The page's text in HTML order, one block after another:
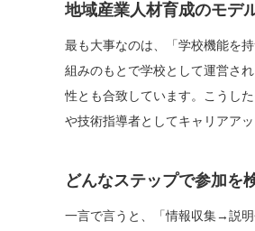
地域産業人材育成のモデ
最も大事なのは、「学校機能を
組みのもとで学校として運営さ
性とも合致しています。こうし
や技術指導者としてキャリアア
どんなステップで参加を
一言で言うと、「情報収集→説